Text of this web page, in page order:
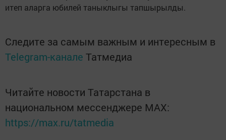
итеп аларга юбилей таныклыгы тапшырылды.
Следите за самым важным и интересным в
Telegram-канале Татмедиа
Читайте новости Татарстана в
национальном мессенджере MАХ:
https://max.ru/tatmedia